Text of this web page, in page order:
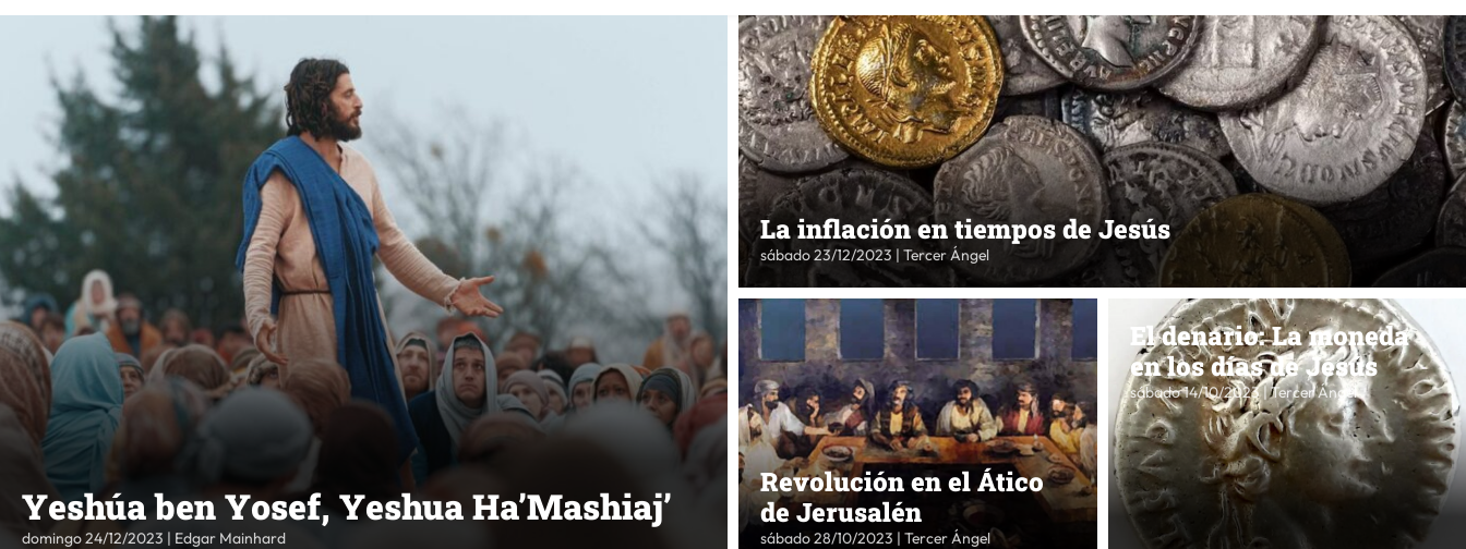
Yeshúa ben Yosef, Yeshua Ha’Mashiaj’
domingo 24/12/2023 | Edgar Mainhard
La inflación en tiempos de Jesús
sábado 23/12/2023 | Tercer Ángel
Revolución en el Ático
de Jerusalén
sábado 28/10/2023 | Tercer Ángel
El denario: La moneda
en los días de Jesús
sábado 14/10/2023 | Tercer Ángel